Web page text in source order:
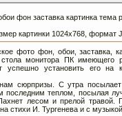
фон заставка картинка тема
картинки 1024х768, формат
фото фон, обои, заставка,
монитора ПК имеющего
успешно установить его
сюрпризы. С утра
последним теплом, посылая
лесом и прелой травой.
стихи И. Тургенева и с музыкой